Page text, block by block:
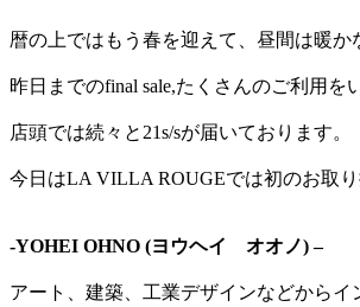
暦の上ではもう春を迎えて、昼間は暖か
昨日までのfinal sale,たくさんのご利用
店頭では続々と21s/sが届いております。
今日はLA VILLA ROUGEでは初のお取
-YOHEI OHNO (ヨウヘイ オオノ) –
アート、建築、工業デザインなどから